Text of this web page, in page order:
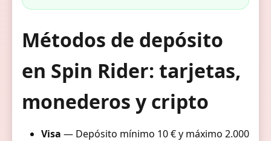
Métodos de depósito
en Spin Rider: tarjetas,
monederos y cripto
Visa — Depósito mínimo 10 € y máximo 2.000